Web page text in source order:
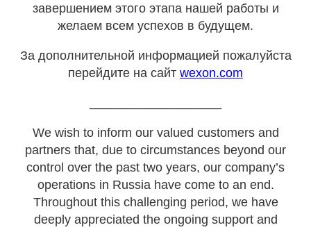
завершением этого этапа нашей работы и
желаем всем успехов в будущем.
За дополнительной информацией пожалуйста
перейдите на сайт wexon.com
We wish to inform our valued customers and
partners that, due to circumstances beyond our
control over the past two years, our company’s
operations in Russia have come to an end.
Throughout this challenging period, we have
deeply appreciated the ongoing support and